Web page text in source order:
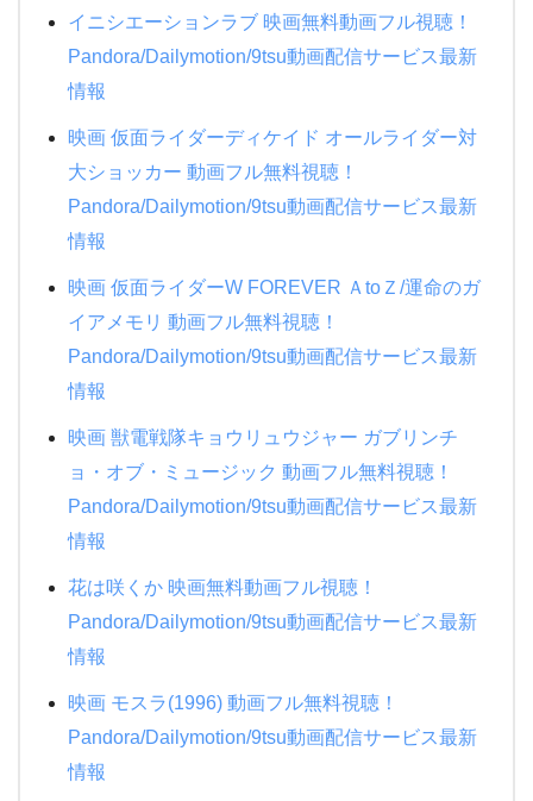
悲しき天使
ゴジラキングオブモンスターズ
ダブルフェイス 潜入者
NANA
トモダチゲーム
クレヨンしんちゃん 電撃!ブタのヒヅメ大作戦
生まれる。
半沢直樹
恋におちたら~僕の成功の秘密~
ナニワ金融道
ブラックボード~時代と戦った教師たち 1夜~3夜
時をかける少女
ATARU SP ニューヨークからの挑戦状!!
赤めだか
イニシエーションラブ 映画無料動画フル視聴！
Pandora/Dailymotion/9tsu動画配信サービス最新
情報
映画 仮面ライダーディケイド オールライダー対
大ショッカー 動画フル無料視聴！
Pandora/Dailymotion/9tsu動画配信サービス最新
情報
映画 仮面ライダーW FOREVER ＡtoＺ/運命のガ
イアメモリ 動画フル無料視聴！
Pandora/Dailymotion/9tsu動画配信サービス最新
情報
映画 獣電戦隊キョウリュウジャー ガブリンチ
ョ・オブ・ミュージック 動画フル無料視聴！
Pandora/Dailymotion/9tsu動画配信サービス最新
情報
花は咲くか 映画無料動画フル視聴！
Pandora/Dailymotion/9tsu動画配信サービス最新
情報
映画 モスラ(1996) 動画フル無料視聴！
Pandora/Dailymotion/9tsu動画配信サービス最新
情報